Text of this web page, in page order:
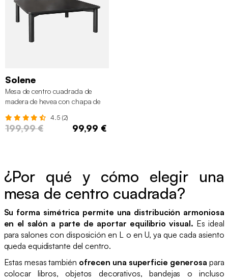
Solene
Mesa de centro cuadrada de
madera de hevea con chapa de
4.5 (2)
199,99 € 99,99 €
¿Por qué y cómo elegir una
mesa de centro cuadrada?
Su forma simétrica permite una distribución armoniosa
en el salón a parte de aportar equilibrio visual. Es ideal
para salones con disposición en L o en U, ya que cada asiento
queda equidistante del centro.
Estas mesas también ofrecen una superficie generosa para
colocar libros, objetos decorativos, bandejas o incluso